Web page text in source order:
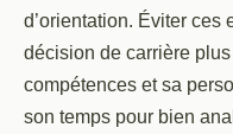
d’orientation. Éviter ces
décision de carrière
compétences et sa
son temps pour bien